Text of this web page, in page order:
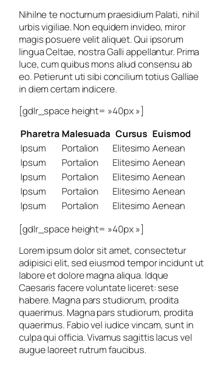
Nihilne te nocturnum praesidium Palati, nihil
urbis vigiliae. Non equidem invideo, miror
magis posuere velit aliquet. Qui ipsorum
lingua Celtae, nostra Galli appellantur. Prima
luce, cum quibus mons aliud consensu ab
eo. Petierunt uti sibi concilium totius Galliae
in diem certam indicere.
[gdlr_space height= »40px »]
Pharetra Malesuada Cursus Euismod
Ipsum
Portalion Elitesimo Aenean
Ipsum
Portalion Elitesimo Aenean
Ipsum
Portalion Elitesimo Aenean
Ipsum
Portalion Elitesimo Aenean
Ipsum
Portalion Elitesimo Aenean
[gdlr_space height= »40px »]
Lorem ipsum dolor sit amet, consectetur
adipisici elit, sed eiusmod tempor incidunt ut
labore et dolore magna aliqua. Idque
Caesaris facere voluntate liceret: sese
habere. Magna pars studiorum, prodita
quaerimus. Magna pars studiorum, prodita
quaerimus. Fabio vel iudice vincam, sunt in
culpa qui officia. Vivamus sagittis lacus vel
augue laoreet rutrum faucibus.